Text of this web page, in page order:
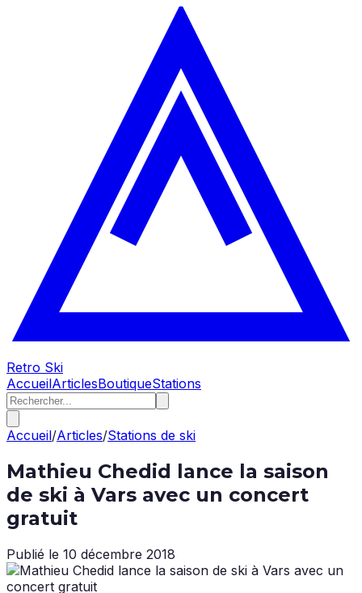
Retro Ski
AccueilArticlesBoutiqueStations
Accueil/Articles/Stations de ski
Mathieu Chedid lance la saison
de ski à Vars avec un concert
gratuit
Publié le 10 décembre 2018